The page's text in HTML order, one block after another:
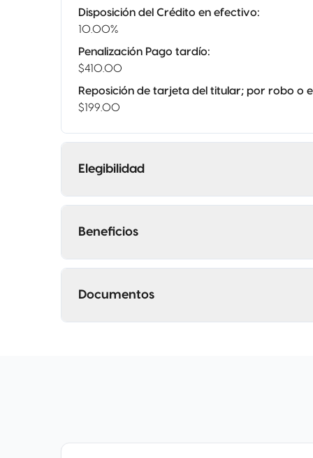
Disposición del Crédito en efectivo:
10.00%
Penalización Pago tardío:
$410.00
Reposición de tarjeta del titular; por robo o
$199.00
Elegibilidad
Beneficios
Documentos